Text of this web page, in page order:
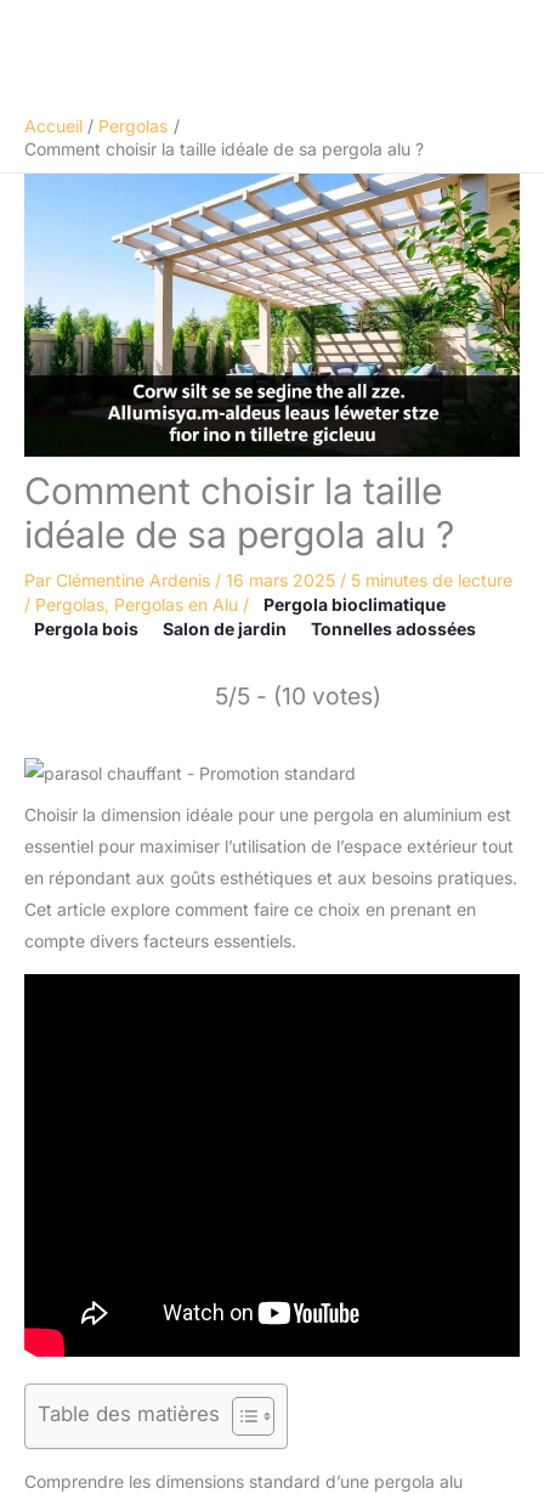
Accueil
Pergolas
Comment choisir la taille idéale de sa pergola alu ?
Comment choisir la taille
idéale de sa pergola alu ?
Par Clémentine Ardenis / 16 mars 2025 / 5 minutes de lecture
/ Pergolas, Pergolas en Alu /
Pergola bioclimatique
Pergola bois
Salon de jardin Tonnelles adossées
5/5 - (10 votes)
Choisir la dimension idéale pour une pergola en aluminium est
essentiel pour maximiser l’utilisation de l’espace extérieur tout
en répondant aux goûts esthétiques et aux besoins pratiques.
Cet article explore comment faire ce choix en prenant en
compte divers facteurs essentiels.
Table des matières
Comprendre les dimensions standard d’une pergola alu